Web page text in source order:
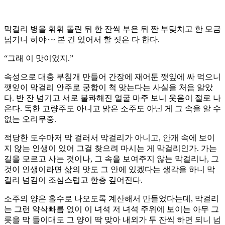
막걸리 병을 휘휘 돌린 뒤 한 잔씩 부은 뒤 짠 부딪치고 한 모금
넘기니 히야~~ 본 건 있어서 할 짓은 다 한다.
“그래 이 맛이었지.”
속성으로 대충 부침개 만들어 간장에 재어둔 깻잎에 싸 먹으니
깻잎이 막걸리 안주로 궁합이 척 맞는다는 사실을 처음 알았
다. 반 잔 넘기고 서로 불콰해진 얼굴 마주 보니 웃음이 절로 나
온다. 독한 고량주도 아니고 맑은 소주도 아닌 게 그 속을 알 수
없는 오리무중.
적당한 도수마저 막 걸러서 막걸리가 아니고, 안개 속에 보이
지 않는 인생이 있어 그걸 찾으려 마시는 게 막걸리인가. 가는
길을 모르고 사는 것이나, 그 속을 보여주지 않는 막걸리나, 그
것이 인생이라면 삶의 맛도 그 안에 있겠다는 생각을 하니 막
걸리 넘김이 조심스럽고 한층 깊어진다.
소주의 양은 홀수로 나오도록 계산해서 만들었다는데, 막걸리
는 그런 약삭빠름 없이 이 녀석 저 녀석 주위에 보이는 아무 그
릇을 막 들이대도 그 양이 딱 맞아 내외가 두 잔씩 하면 되니 넘